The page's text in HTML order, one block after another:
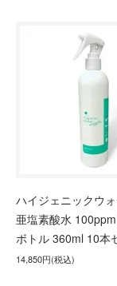
ハイジェニックウ
亜塩素酸水
ボトル 360ml 10本
14,850円(税込)